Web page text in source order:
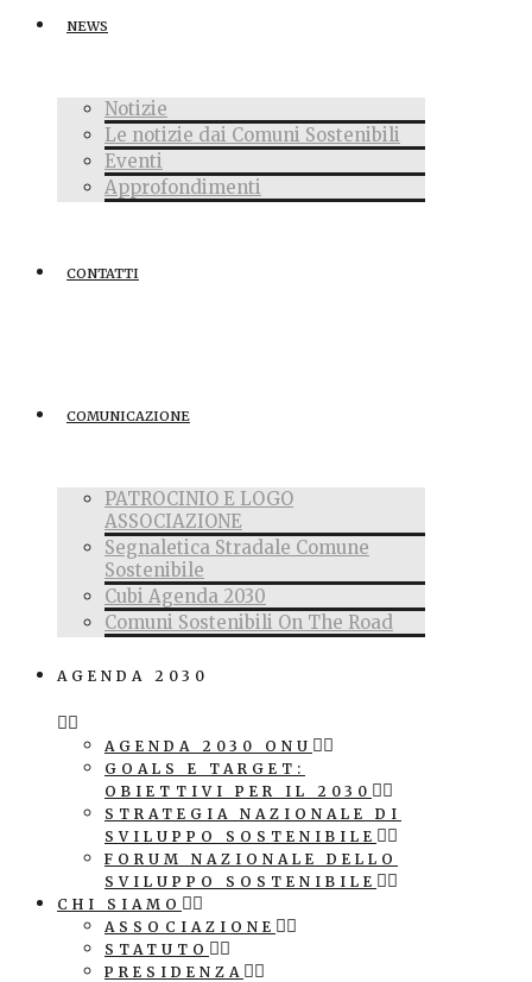
NEWS
Notizie
Le notizie dai Comuni Sostenibili
Eventi
Approfondimenti
CONTATTI
COMUNICAZIONE
PATROCINIO E LOGO
ASSOCIAZIONE
Segnaletica Stradale Comune
Sostenibile
Cubi Agenda 2030
Comuni Sostenibili On The Road
AGENDA 2030
AGENDA 2030 ONU
GOALS E TARGET:
OBIETTIVI PER IL 2030
STRATEGIA NAZIONALE DI
SVILUPPO SOSTENIBILE
FORUM NAZIONALE DELLO
SVILUPPO SOSTENIBILE
CHI SIAMO
ASSOCIAZIONE
STATUTO
PRESIDENZA